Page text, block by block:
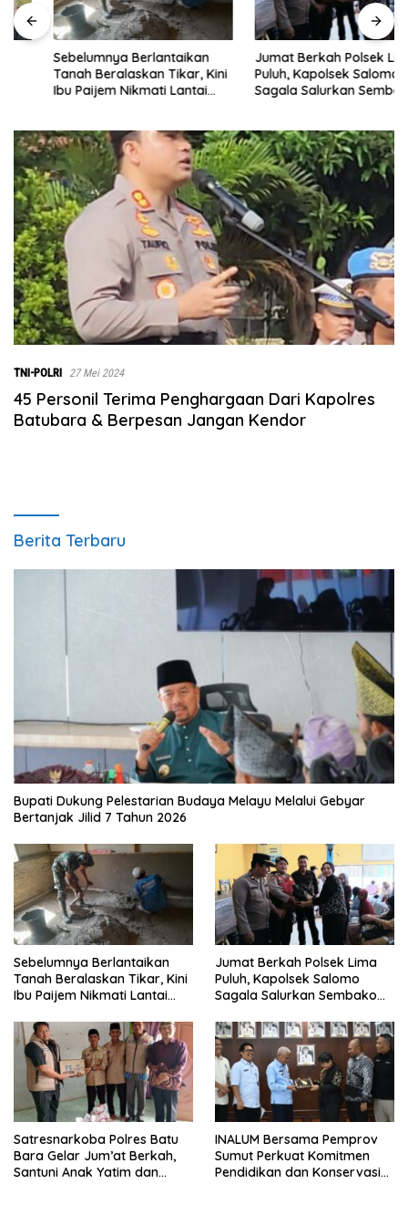
Sebelumnya Berlantaikan
Tanah Beralaskan Tikar, Kini
Ibu Paijem Nikmati Lantai
0208/Asahan
Jumat Berkah Polsek Lima
Puluh, Kapolsek Salomo
Sagala Salurkan Sembako
TNI-POLRI 27 Mei 2024
45 Personil Terima Penghargaan Dari Kapolres
Batubara & Berpesan Jangan Kendor
Berita Terbaru
Bupati Dukung Pelestarian Budaya Melayu Melalui Gebyar
Bertanjak Jilid 7 Tahun 2026
Sebelumnya Berlantaikan
Tanah Beralaskan Tikar, Kini
Ibu Paijem Nikmati Lantai
Satgas TMMD Ke-129 Kodim
0208/Asahan
Jumat Berkah Polsek Lima
Puluh, Kapolsek Salomo
Sagala Salurkan Sembako
Gambus
Satresnarkoba Polres Batu
Bara Gelar Jum’at Berkah,
Santuni Anak Yatim dan
INALUM Bersama Pemprov
Sumut Perkuat Komitmen
Pendidikan dan Konservasi